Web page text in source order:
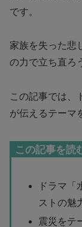
です。
家族を失った悲
の力で立ち直ろ
この記事では、
が伝えるテーマ
この記事を読
ドラマ「
ストの魅
震災をテ